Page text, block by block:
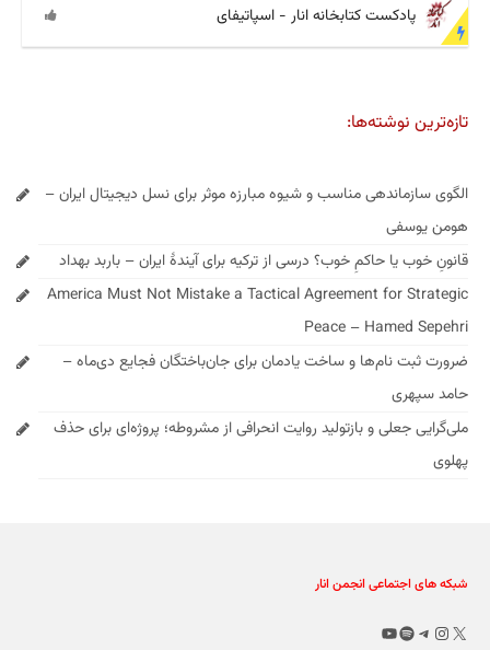
پادکست کتابخانه انار - اسپاتیفای
تازه‌ترین نوشته‌ها:
الگوی سازماندهی مناسب و شیوه مبارزه موثر برای نسل دیجیتال ایران –
هومن یوسفی
قانونِ خوب یا حاکمِ خوب؟ درسی از ترکیه برای آیندهٔ ایران – باربد بهداد
America Must Not Mistake a Tactical Agreement for Strategic
Peace – Hamed Sepehri
ضرورت ثبت نام‌ها و ساخت یادمان برای جان‌باختگان فجایع دی‌ماه –
حامد سپهری
ملی‌گرایی جعلی و بازتولید روایت انحرافی از مشروطه؛ پروژه‌ای برای حذف
پهلوی
شبکه های اجتماعی انجمن انار
X اینستاگرم
تلگرام
اسپاتیفای
یوتیوب